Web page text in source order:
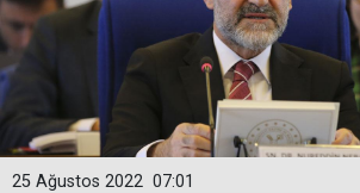
07:01
25 Ağustos 2022